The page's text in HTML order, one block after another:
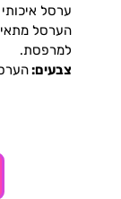
ערסל איכותי
הערסל
למרפסת.
צבעים: